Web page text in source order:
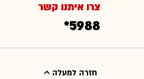
צרו איתנו קשר
*5988
חזרה למעלה